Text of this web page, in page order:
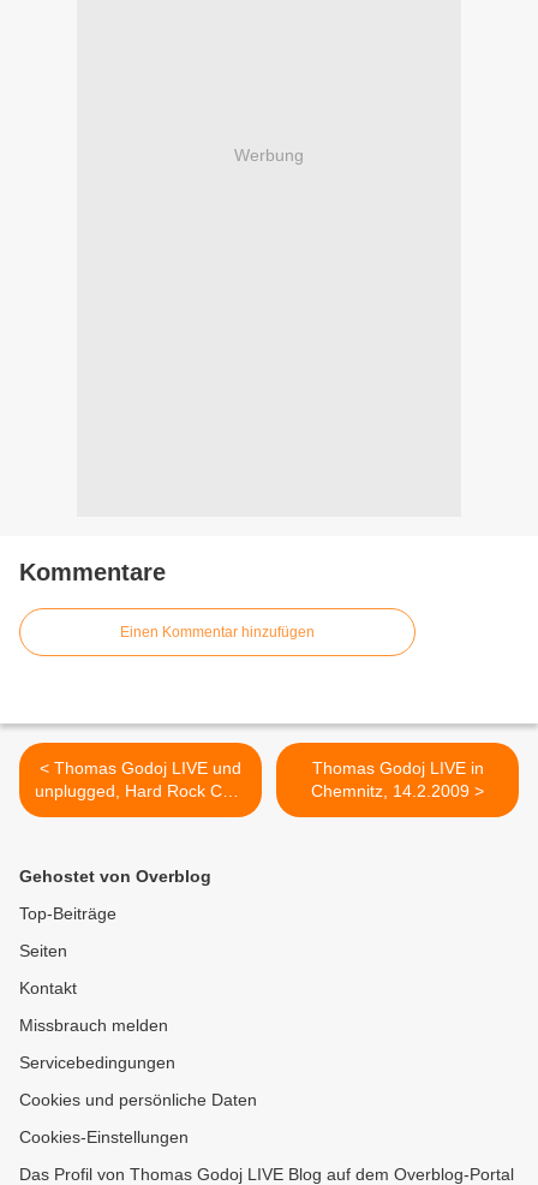
Werbung
Kommentare
Einen Kommentar hinzufügen
< Thomas Godoj LIVE und
unplugged, Hard Rock Café
Köln, March on Stage,
Thomas Godoj LIVE in
Chemnitz, 14.2.2009 >
Gehostet von Overblog
Top-Beiträge
Seiten
Kontakt
Missbrauch melden
Servicebedingungen
Cookies und persönliche Daten
Cookies-Einstellungen
Das Profil von Thomas Godoj LIVE Blog auf dem Overblog-Portal